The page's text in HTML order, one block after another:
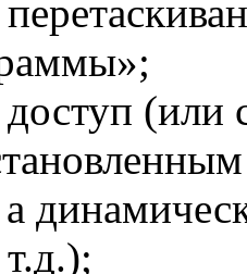
доступ
а